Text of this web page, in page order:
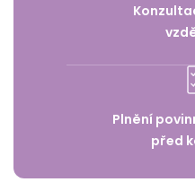
Plnění
před